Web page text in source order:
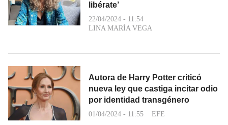
libérate’
22/04/2024 - 11:54
LINA MARÍA VEGA
Autora de Harry Potter criticó
nueva ley que castiga incitar odio
por identidad transgénero
01/04/2024 - 11:55 EFE